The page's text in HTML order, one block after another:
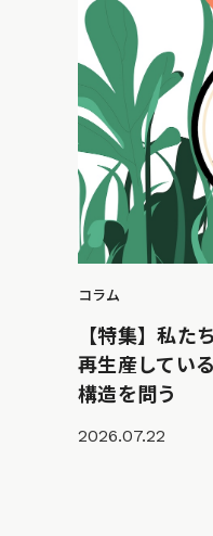
コラム
【特集】私た
再生産してい
構造を問う
2026.07.22